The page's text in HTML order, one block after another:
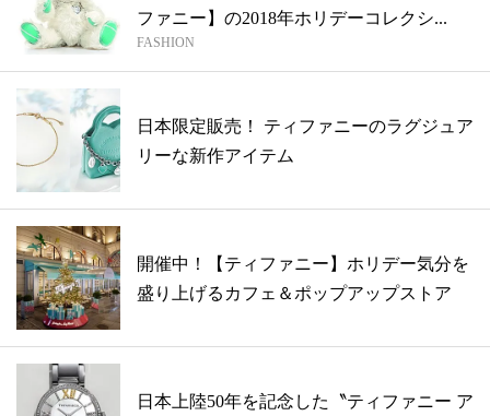
ファニー】の2018年ホリデーコレクシ...
FASHION
日本限定販売！ ティファニーのラグジュア
リーな新作アイテム
開催中！【ティファニー】ホリデー気分を
盛り上げるカフェ＆ポップアップストア
日本上陸50年を記念した〝ティファニー ア